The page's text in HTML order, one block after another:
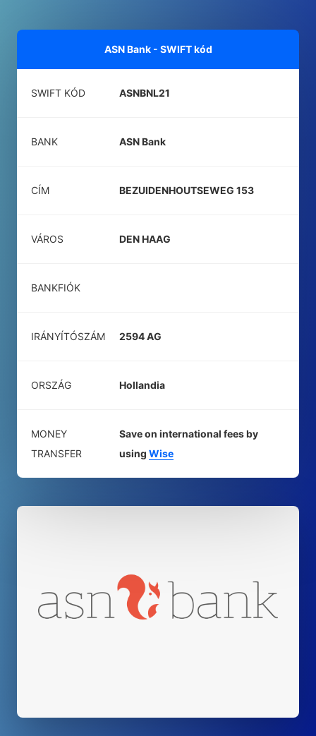
ASN Bank - SWIFT kód
SWIFT KÓD ASNBNL21
BANK ASN Bank
CÍM BEZUIDENHOUTSEWEG 153
VÁROS DEN HAAG
BANKFIÓK
IRÁNYÍTÓSZÁM 2594 AG
ORSZÁG Hollandia
MONEY
TRANSFER
Save on international fees by
using Wise